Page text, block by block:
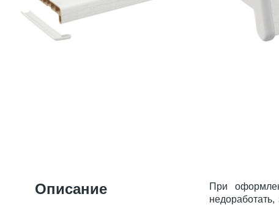
Описание
При